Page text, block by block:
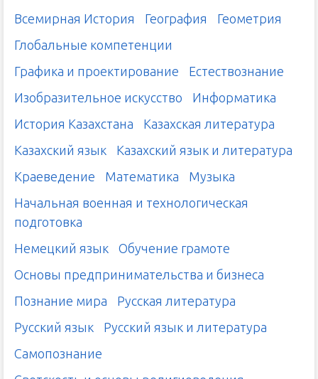
Всемирная История
География
Геометрия
Глобальные компетенции
Графика и проектирование
Естествознание
Изобразительное искусство
Информатика
История Казахстана
Казахская литература
Казахский язык
Казахский язык и литература
Краеведение
Математика
Музыка
Начальная военная и технологическая
подготовка
Немецкий язык
Обучение грамоте
Основы предпринимательства и бизнеса
Познание мира
Русская литература
Русский язык
Русский язык и литература
Самопознание